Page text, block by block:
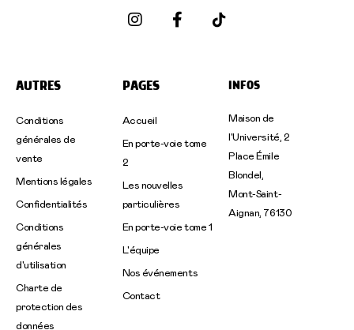
n
s
r
m
a
c
AUTRES
Conditions
générales de
vente
Mentions légales
Confidentialités
Conditions
générales
d'utilisation
Charte de
protection des
données
PAGES
Accueil
En porte-voie tome
2
Les nouvelles
particulières
En porte-voie tome 1
L'équipe
Nos événements
Contact
INFOS
Maison de
l'Université, 2
Place Émile
Blondel,
Mont-Saint-
Aignan, 76130